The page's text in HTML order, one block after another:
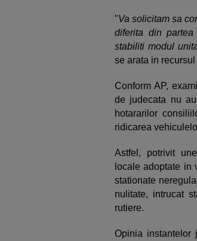
"Va solicitam sa
diferita din
stabiliti modul
se arata in
Conform AP,
de judecata nu
hotararilor
ridicarea
Astfel, potrivit
locale adoptate in
stationate
nulitate, intrucat
rutiere.
Opinia instantelor